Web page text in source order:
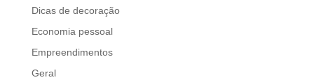
Dicas de decoração
Economia pessoal
Empreendimentos
Geral